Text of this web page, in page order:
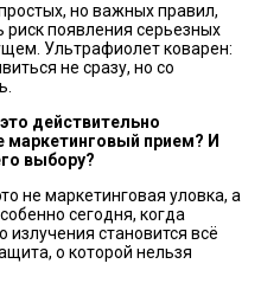
но важных правил,
появления серьезных
Ультрафиолет коварен:
не сразу, но со
это действительно
прием? И
выбору?
не маркетинговая уловка, а
сегодня, когда
излучения становится всё
о которой нельзя